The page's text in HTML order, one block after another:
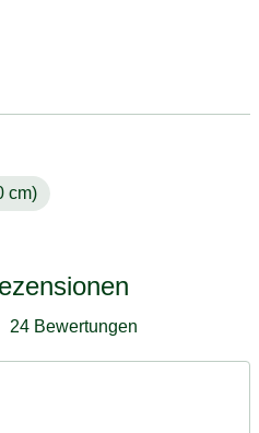
cm)
24 Bewertungen